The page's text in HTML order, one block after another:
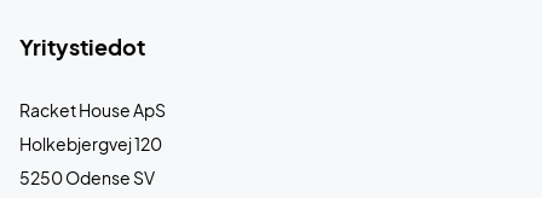
Yritystiedot
Racket House ApS
Holkebjergvej 120
5250 Odense SV